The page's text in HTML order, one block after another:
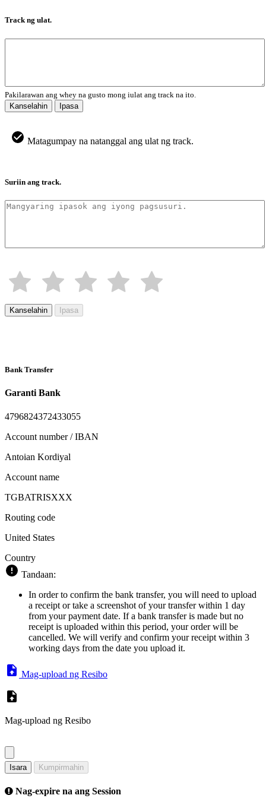
Track ng ulat.
Pakilarawan ang whey na gusto mong iulat ang track na ito.
Kanselahin
Ipasa
Matagumpay na natanggal ang ulat ng track.
Suriin ang track.
Kanselahin Ipasa
Bank Transfer
Garanti Bank
4796824372433055
Account number / IBAN
Antoian Kordiyal
Account name
TGBATRISXXX
Routing code
United States
Country
Tandaan:
In order to confirm the bank transfer, you will need to upload
a receipt or take a screenshot of your transfer within 1 day
from your payment date. If a bank transfer is made but no
receipt is uploaded within this period, your order will be
cancelled. We will verify and confirm your receipt within 3
working days from the date you upload it.
Mag-upload ng Resibo
Mag-upload ng Resibo
Isara Kumpirmahin
Nag-expire na ang Session